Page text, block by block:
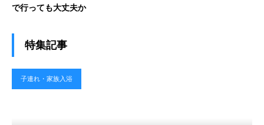
で行っても大丈夫か
特集記事
子連れ・家族入浴